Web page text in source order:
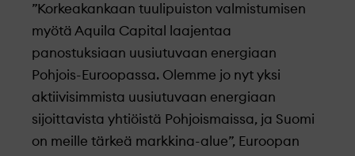
”Korkeakankaan tuulipuiston valmistumisen
myötä Aquila Capital laajentaa
panostuksiaan uusiutuvaan energiaan
Pohjois-Euroopassa. Olemme jo nyt yksi
aktiivisimmista uusiutuvaan energiaan
sijoittavista yhtiöistä Pohjoismaissa, ja Suomi
on meille tärkeä markkina-alue”, Euroopan